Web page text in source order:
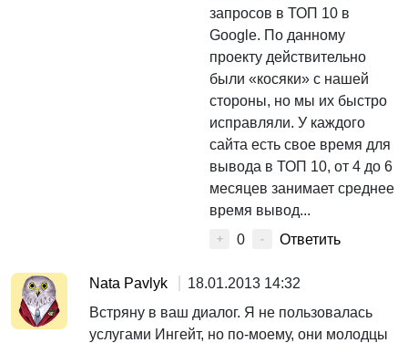
запросов в ТОП 10 в
Google. По данному
проекту действительно
были «косяки» с нашей
стороны, но мы их быстро
исправляли. У каждого
сайта есть свое время для
вывода в ТОП 10, от 4 до 6
месяцев занимает среднее
время вывод...
+ 0 - Ответить
Nata Pavlyk
18.01.2013 14:32
Встряну в ваш диалог. Я не пользовалась
услугами Ингейт, но по-моему, они молодцы